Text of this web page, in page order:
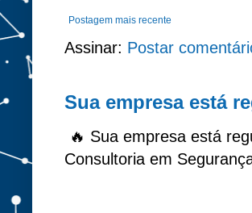
Postagem mais recente
Assinar: Postar
Sua empresa está
🔥 Sua empresa está
Consultoria em